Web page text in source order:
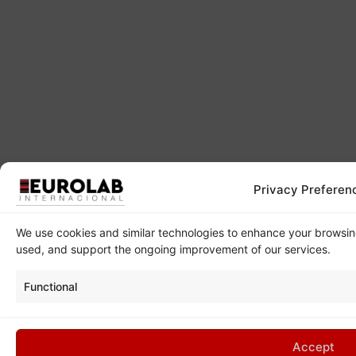
Privacy
We use cookies and similar technologies to enhance your
used, and support the ongoing improvement of our services.
Functional
Accept